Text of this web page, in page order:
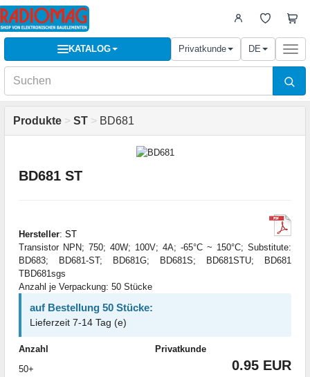
KATALOG Privatkunde DE
Produkte > ST > BD681
BD681 ST
Hersteller: ST
Transistor NPN; 750; 40W; 100V; 4A; -65°C ~ 150°C; Substitute:
BD683; BD681-ST; BD681G; BD681S; BD681STU; BD681
TBD681sgs
Anzahl je Verpackung: 50 Stücke
auf Bestellung 50 Stücke:
Lieferzeit 7-14 Tag (e)
Anzahl
Privatkunde
50+
0.95 EUR